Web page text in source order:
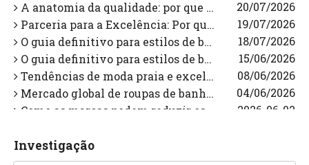
Parceria para a Excelência: Por que a fabricação experiente é a chave para o sucesso da sua marca de roupas de banho
19/07/2026
O guia definitivo para estilos de biquínis: insights de especialistas para marcas de roupas de banho
18/07/2026
O guia definitivo para estilos de biquínis: tendências, seleção e insights de fabricação para 2026
15/06/2026
Tendências de moda praia e excelência em fabricação para 2026
08/06/2026
Mercado global de roupas de banho e perspectivas da indústria para 2026: um guia estratégico para marcas
04/06/2026
Como as marcas podem reduzir os custos de produção e, ao mesmo tempo, manter a qualidade na fabricação de roupas de banho
2026-06-02
O guia definitivo para escolher o biquíni perfeito para cada formato de corpo: Expert Insights
Por que a costura com 4 agulhas e 6 fios é o padrão inegociável para trajes de banho esportivos profissionais
Investigação